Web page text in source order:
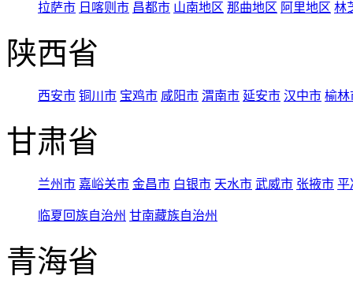
拉萨市 日喀则市 昌都市 山南地区 那曲地区 阿里地区 林
陕西省
西安市 铜川市 宝鸡市 咸阳市 渭南市 延安市 汉中市 榆林
甘肃省
兰州市 嘉峪关市 金昌市 白银市 天水市 武威市 张掖市 平
临夏回族自治州 甘南藏族自治州
青海省